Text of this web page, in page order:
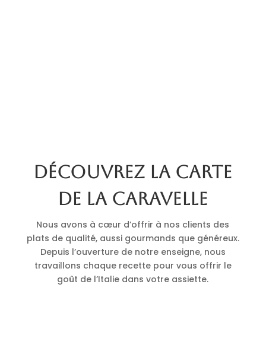
Découvrez la carte
de La Caravelle
Nous avons à cœur d’offrir à nos clients des
plats de qualité, aussi gourmands que généreux.
Depuis l’ouverture de notre enseigne, nous
travaillons chaque recette pour vous offrir le
goût de l’Italie dans votre assiette.